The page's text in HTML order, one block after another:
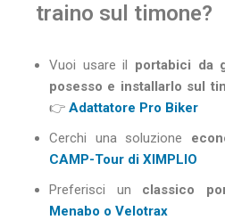
traino sul timone?
Vuoi usare il portabici da
posesso e installarlo sul
👉 Adattatore Pro Biker
Cerchi una soluzione
CAMP-Tour di XIMPLIO
Preferisci un classico
Menabo o Velotrax